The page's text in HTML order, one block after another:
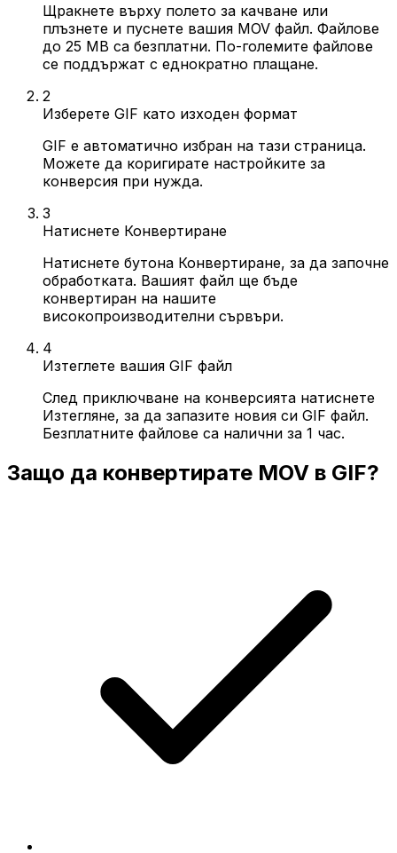
Щракнете върху полето за качване или
плъзнете и пуснете вашия MOV файл. Файлове
до 25 MB са безплатни. По-големите файлове
се поддържат с еднократно плащане.
2
Изберете GIF като изходен формат
GIF е автоматично избран на тази страница.
Можете да коригирате настройките за
конверсия при нужда.
3
Натиснете Конвертиране
Натиснете бутона Конвертиране, за да започне
обработката. Вашият файл ще бъде
конвертиран на нашите
високопроизводителни сървъри.
4
Изтеглете вашия GIF файл
След приключване на конверсията натиснете
Изтегляне, за да запазите новия си GIF файл.
Безплатните файлове са налични за 1 час.
Защо да конвертирате MOV в GIF?